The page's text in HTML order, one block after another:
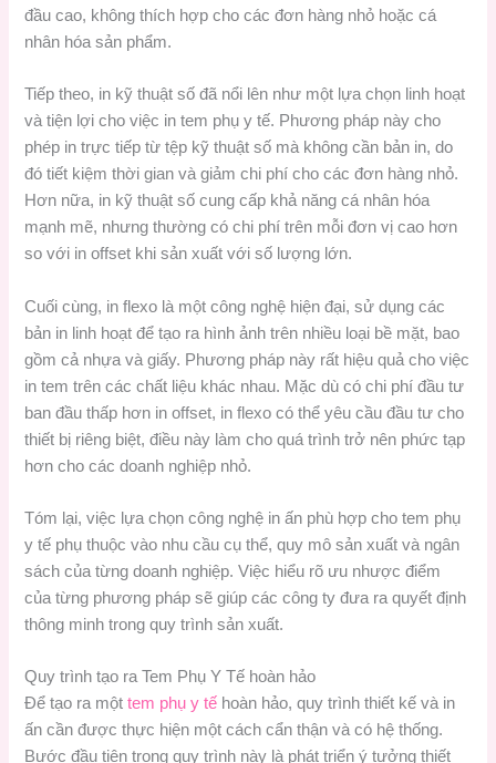
đầu cao, không thích hợp cho các đơn hàng nhỏ hoặc cá
nhân hóa sản phẩm.
Tiếp theo, in kỹ thuật số đã nổi lên như một lựa chọn linh hoạt
và tiện lợi cho việc in tem phụ y tế. Phương pháp này cho
phép in trực tiếp từ tệp kỹ thuật số mà không cần bản in, do
đó tiết kiệm thời gian và giảm chi phí cho các đơn hàng nhỏ.
Hơn nữa, in kỹ thuật số cung cấp khả năng cá nhân hóa
mạnh mẽ, nhưng thường có chi phí trên mỗi đơn vị cao hơn
so với in offset khi sản xuất với số lượng lớn.
Cuối cùng, in flexo là một công nghệ hiện đại, sử dụng các
bản in linh hoạt để tạo ra hình ảnh trên nhiều loại bề mặt, bao
gồm cả nhựa và giấy. Phương pháp này rất hiệu quả cho việc
in tem trên các chất liệu khác nhau. Mặc dù có chi phí đầu tư
ban đầu thấp hơn in offset, in flexo có thể yêu cầu đầu tư cho
thiết bị riêng biệt, điều này làm cho quá trình trở nên phức tạp
hơn cho các doanh nghiệp nhỏ.
Tóm lại, việc lựa chọn công nghệ in ấn phù hợp cho tem phụ
y tế phụ thuộc vào nhu cầu cụ thể, quy mô sản xuất và ngân
sách của từng doanh nghiệp. Việc hiểu rõ ưu nhược điểm
của từng phương pháp sẽ giúp các công ty đưa ra quyết định
thông minh trong quy trình sản xuất.
Quy trình tạo ra Tem Phụ Y Tế hoàn hảo
Để tạo ra mộttem phụ y tế hoàn hảo, quy trình thiết kế và in
ấn cần được thực hiện một cách cẩn thận và có hệ thống.
Bước đầu tiên trong quy trình này là phát triển ý tưởng thiết